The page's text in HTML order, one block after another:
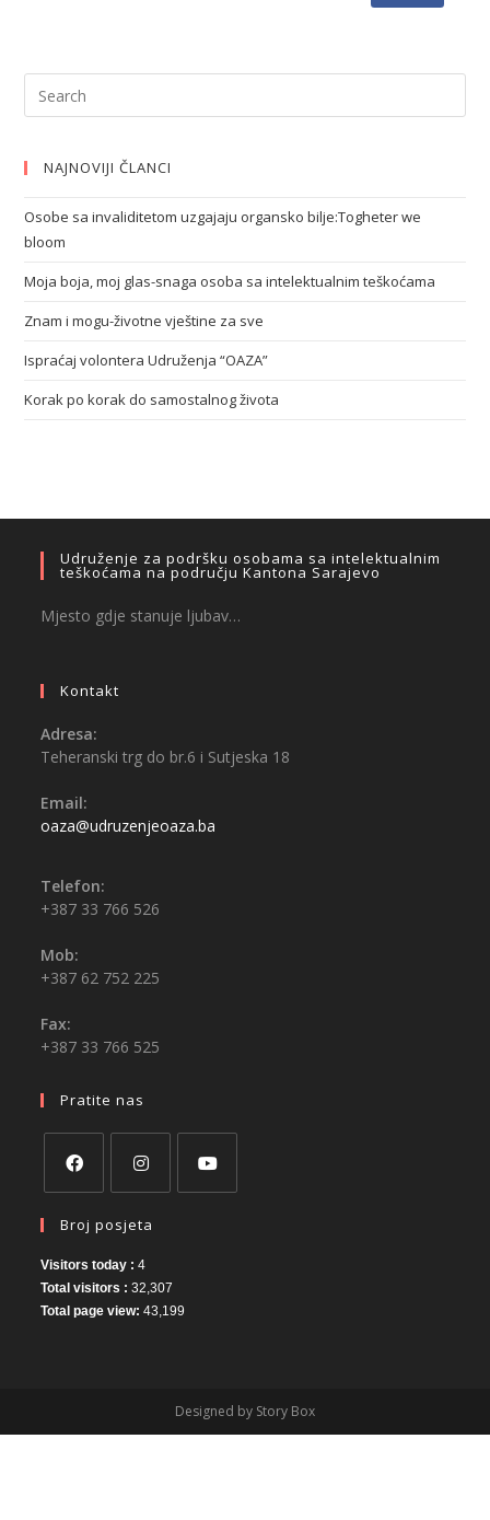
NAJNOVIJI ČLANCI
Osobe sa invaliditetom uzgajaju organsko bilje:Togheter we
bloom
Moja boja, moj glas-snaga osoba sa intelektualnim teškoćama
Znam i mogu-životne vještine za sve
Ispraćaj volontera Udruženja “OAZA”
Korak po korak do samostalnog života
Udruženje za podršku osobama sa intelektualnim
teškoćama na području Kantona Sarajevo
Mjesto gdje stanuje ljubav…
Kontakt
Adresa:
Teheranski trg do br.6 i Sutjeska 18
Email:
oaza@udruzenjeoaza.ba
Telefon:
+387 33 766 526
Mob:
+387 62 752 225
Fax:
+387 33 766 525
Pratite nas
Broj posjeta
Visitors today :4
Total visitors :32,307
Total page view:43,199
Designed by Story Box